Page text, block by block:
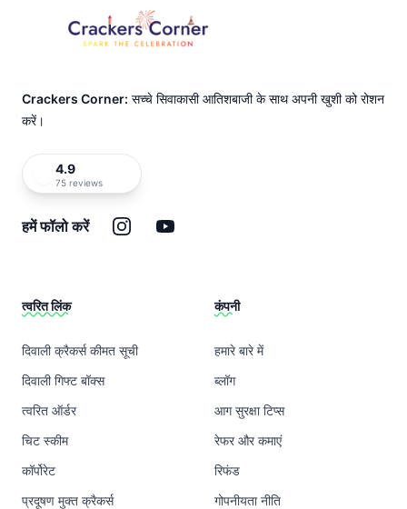
Crackers Corner: सच्चे सिवाकासी आतिशबाजी के साथ अपनी खुशी को रोशन
करें।
4.9
75 reviews
हमें फॉलो करें इंस्टाग्रामयूट्यूब
त्वरित लिंक
दिवाली क्रैकर्स कीमत सूची
दिवाली गिफ्ट बॉक्स
त्वरित ऑर्डर
चिट स्कीम
कॉर्पोरेट
प्रदूषण मुक्त क्रैकर्स
कंपनी
हमारे बारे में
ब्लॉग
आग सुरक्षा टिप्स
रेफर और कमाएं
रिफंड
गोपनीयता नीति